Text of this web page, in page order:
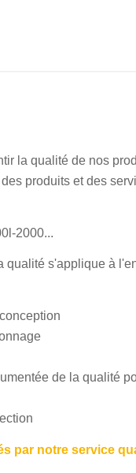
la qualité de nos
produits et des
2000...
qualité s'applique à
de la qualité
par notre service